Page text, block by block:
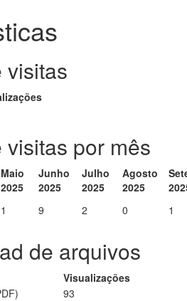
visitas
visitas por mês
Maio
2025
Junho
2025
Julho
2025
Agosto
2025
1 9 2 0 1
de arquivos
Visualizações
93